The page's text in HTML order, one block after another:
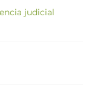
judicial